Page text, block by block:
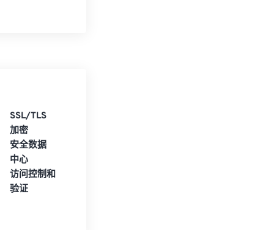
SSL/TLS
加密
安全数据
中心
访问控制和
验证